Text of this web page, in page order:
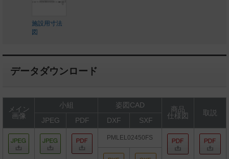
施設用寸法
図
データダウンロード
メイン
画像
小組 姿図CAD
商品
仕様図
取説
JPEG
PDF DXF SXF
PMLEL02450FS